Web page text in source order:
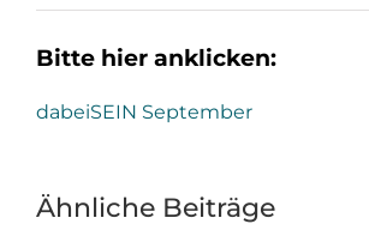
Bitte hier anklicken:
dabeiSEIN September
Ähnliche Beiträge